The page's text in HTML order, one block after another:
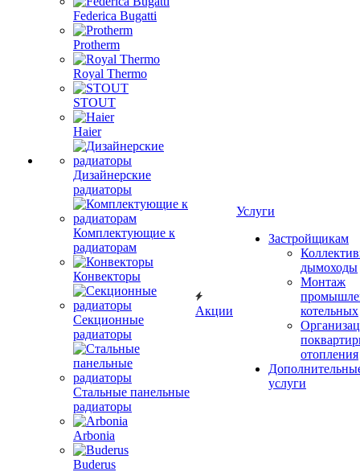
Federica Bugatti
Protherm
Royal Thermo
STOUT
Haier
Дизайнерские
радиаторы
Комплектующие к
радиаторам
Конвекторы
Секционные
радиаторы
Стальные панельные
радиаторы
Arbonia
Buderus
Акции
Услуги
Застройщикам
дымоходы
Монтаж
котельных
отопления
услуги